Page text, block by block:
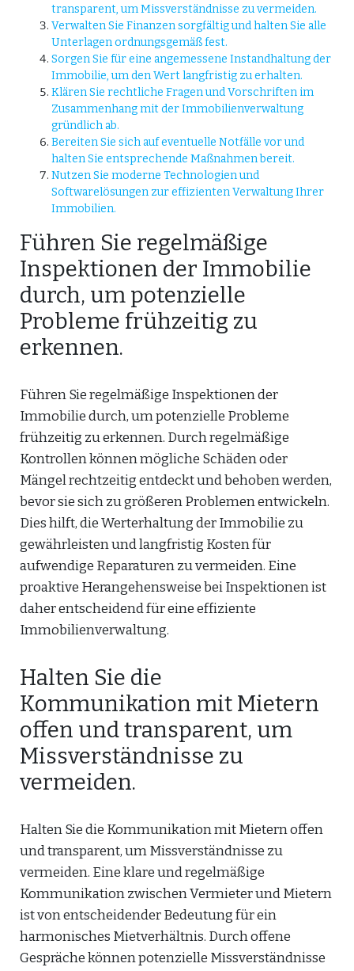
transparent, um Missverständnisse zu vermeiden.
Verwalten Sie Finanzen sorgfältig und halten Sie alle
Unterlagen ordnungsgemäß fest.
Sorgen Sie für eine angemessene Instandhaltung der
Immobilie, um den Wert langfristig zu erhalten.
Klären Sie rechtliche Fragen und Vorschriften im
Zusammenhang mit der Immobilienverwaltung
gründlich ab.
Bereiten Sie sich auf eventuelle Notfälle vor und
halten Sie entsprechende Maßnahmen bereit.
Nutzen Sie moderne Technologien und
Softwarelösungen zur effizienten Verwaltung Ihrer
Immobilien.
Führen Sie regelmäßige
Inspektionen der Immobilie
durch, um potenzielle
Probleme frühzeitig zu
erkennen.
Führen Sie regelmäßige Inspektionen der
Immobilie durch, um potenzielle Probleme
frühzeitig zu erkennen. Durch regelmäßige
Kontrollen können mögliche Schäden oder
Mängel rechtzeitig entdeckt und behoben werden,
bevor sie sich zu größeren Problemen entwickeln.
Dies hilft, die Werterhaltung der Immobilie zu
gewährleisten und langfristig Kosten für
aufwendige Reparaturen zu vermeiden. Eine
proaktive Herangehensweise bei Inspektionen ist
daher entscheidend für eine effiziente
Immobilienverwaltung.
Halten Sie die
Kommunikation mit Mietern
offen und transparent, um
Missverständnisse zu
vermeiden.
Halten Sie die Kommunikation mit Mietern offen
und transparent, um Missverständnisse zu
vermeiden. Eine klare und regelmäßige
Kommunikation zwischen Vermieter und Mietern
ist von entscheidender Bedeutung für ein
harmonisches Mietverhältnis. Durch offene
Gespräche können potenzielle Missverständnisse